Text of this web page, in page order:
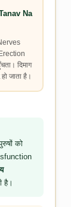
Na
दिमाग
जाता है।
को
है।